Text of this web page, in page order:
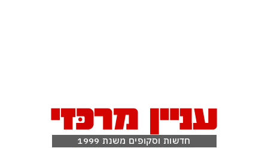
חדשות וסקופים משנת 1999